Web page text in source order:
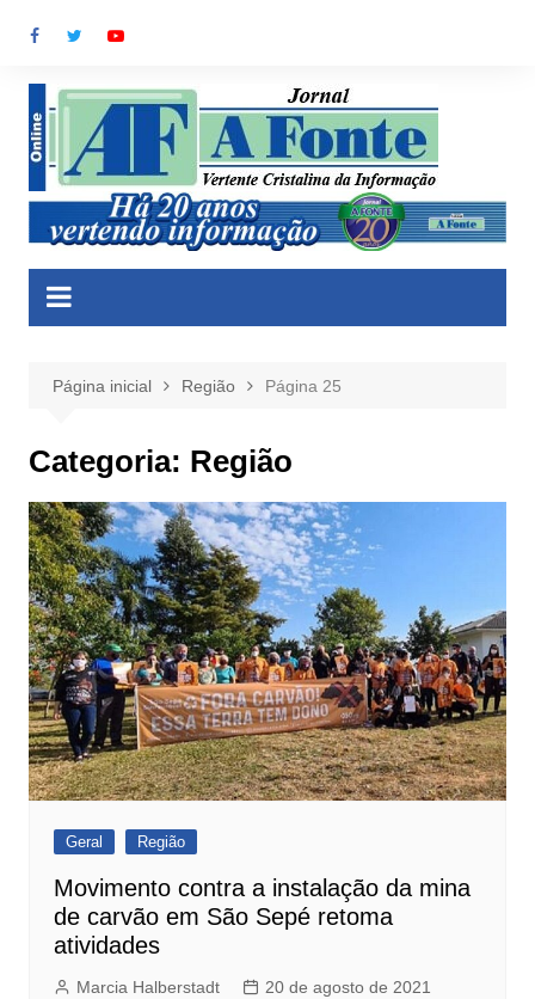
para
conteúdo
Página inicial Região Página 25
Categoria: Região
Geral Região
Movimento contra a instalação da mina
de carvão em São Sepé retoma
atividades
Marcia Halberstadt 20 de agosto de 2021